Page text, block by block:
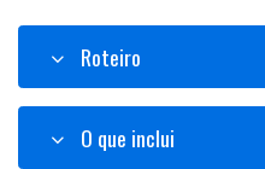
Roteiro
O que inclui